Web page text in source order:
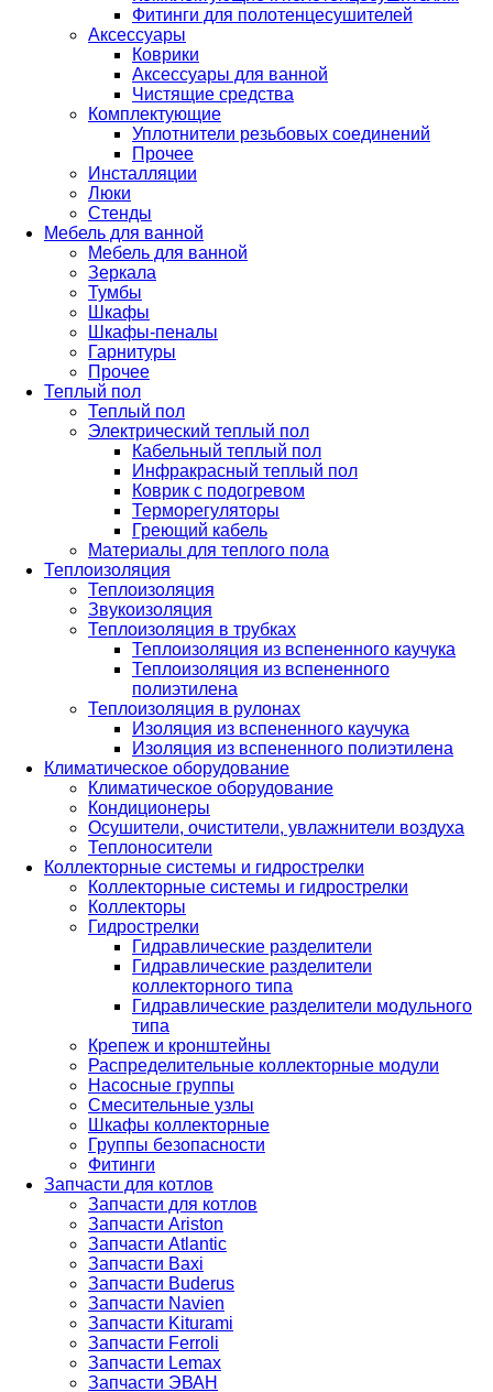
Фитинги для полотенцесушителей
Аксессуары
Коврики
Аксессуары для ванной
Чистящие средства
Комплектующие
Уплотнители резьбовых соединений
Прочее
Инсталляции
Люки
Стенды
Мебель для ванной
Мебель для ванной
Зеркала
Тумбы
Шкафы
Шкафы-пеналы
Гарнитуры
Прочее
Теплый пол
Теплый пол
Электрический теплый пол
Кабельный теплый пол
Инфракрасный теплый пол
Коврик с подогревом
Терморегуляторы
Греющий кабель
Материалы для теплого пола
Теплоизоляция
Теплоизоляция
Звукоизоляция
Теплоизоляция в трубках
Теплоизоляция из вспененного каучука
Теплоизоляция из вспененного
полиэтилена
Теплоизоляция в рулонах
Изоляция из вспененного каучука
Изоляция из вспененного полиэтилена
Климатическое оборудование
Климатическое оборудование
Кондиционеры
Осушители, очистители, увлажнители воздуха
Теплоносители
Коллекторные системы и гидрострелки
Коллекторные системы и гидрострелки
Коллекторы
Гидрострелки
Гидравлические разделители
Гидравлические разделители
коллекторного типа
Гидравлические разделители модульного
типа
Крепеж и кронштейны
Распределительные коллекторные модули
Насосные группы
Смесительные узлы
Шкафы коллекторные
Группы безопасности
Фитинги
Запчасти для котлов
Запчасти для котлов
Запчасти Ariston
Запчасти Atlantic
Запчасти Baxi
Запчасти Buderus
Запчасти Navien
Запчасти Kiturami
Запчасти Ferroli
Запчасти Lemax
Запчасти ЭВАН